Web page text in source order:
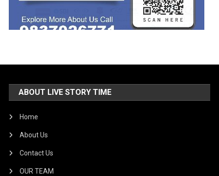
ABOUT LIVE STORY TIME
Home
About Us
Contact Us
OUR TEAM